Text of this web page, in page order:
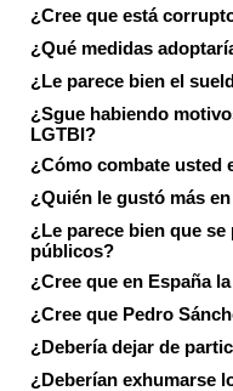
¿Cree que está
¿Qué medidas
¿Le parece bien el
¿Sgue habiendo
LGTBI?
¿Cómo combate usted
¿Quién le gustó más
¿Le parece bien que
públicos?
¿Cree que en España
¿Cree que Pedro
¿Debería dejar de
¿Deberían exhumarse